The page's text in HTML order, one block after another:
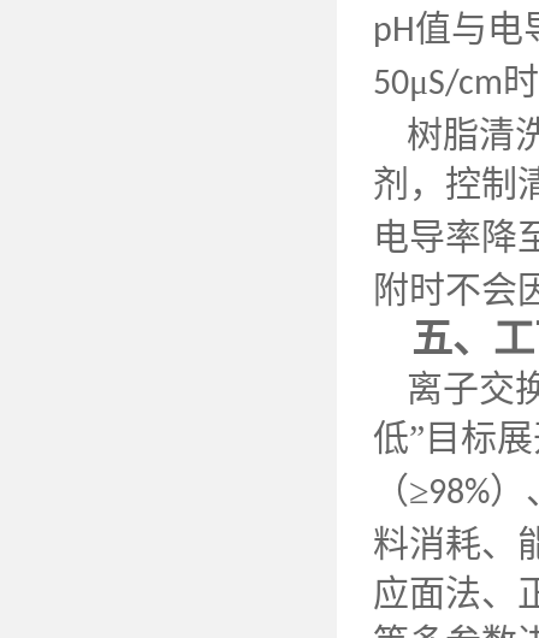
pH值与电
50μS/cm
树脂清
剂，控制
电导率降
附时不会
五、
离子交
低”目标
（≥98%）
料消耗、
应面法、